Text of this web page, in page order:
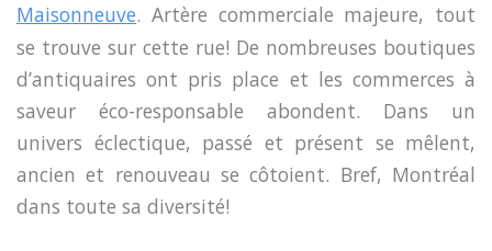
Maisonneuve. Artère commerciale majeure, tout
se trouve sur cette rue! De nombreuses boutiques
d’antiquaires ont pris place et les commerces à
saveur éco-responsable abondent. Dans un
univers éclectique, passé et présent se mêlent,
ancien et renouveau se côtoient. Bref, Montréal
dans toute sa diversité!